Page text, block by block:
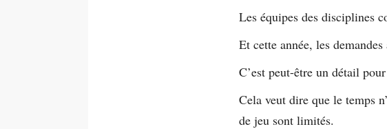
Les équipes des disciplines
Et cette année, les
C’est peut-être un détail
Cela veut dire que le temps
de jeu sont limités.